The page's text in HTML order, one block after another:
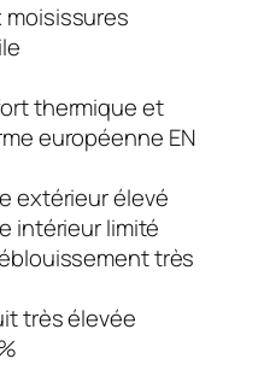
moisissures
thermique et
européenne EN
extérieur élevé
intérieur limité
très
très élevée